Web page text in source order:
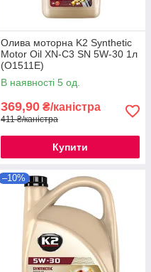
Олива моторна K2 Synthetic
Motor Oil XN-C3 SN 5W-30 1л
(O1511E)
В наявності 5 од.
369,90 ₴/каністра
411 ₴/каністра
Купити
–10%